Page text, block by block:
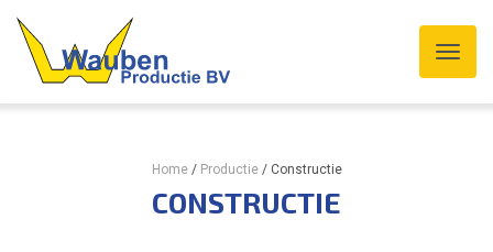
Home/ Productie/ Constructie
CONSTRUCTIE